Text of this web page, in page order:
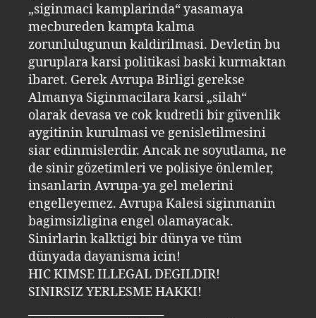
„siginmaci kamplarinda“ yasamaya
mecbureden kampta kalma
zorunlulugunun kaldirilmasi. Devletin bu
guruplara karsi politikasi baski kurmaktan
ibaret. Gerek Avrupa Birligi gerekse
Almanya Siginmacilara karsi „silah“
olarak devasa ve cok kudretli bir güvenlik
aygitinin kurulmasi ve genisletilmesini
siar edinmislerdir. Ancak ne soyutlama, ne
de sinir gözetimleri ve polisiye önlemler,
insanlarin Avrupa-ya gel melerini
engelleyemez. Avrupa Kalesi siginmanin
bagimsizligina engel olamayacak.
Sinirlarin kalktigi bir dünya ve tüm
dünyada dayanisma icin!
HIC KIMSE ILLEGAL DEGILDIR!
SINIRSIZ YERLESME HAKKI!